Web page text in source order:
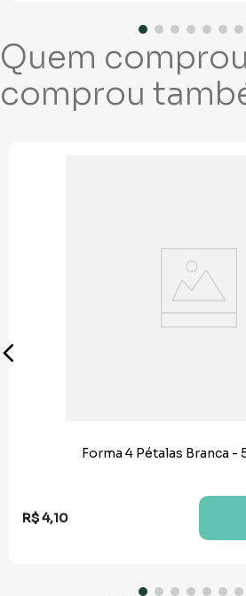
Quem
comprou
Forma 4 Pétalas Branca -
R$4,10